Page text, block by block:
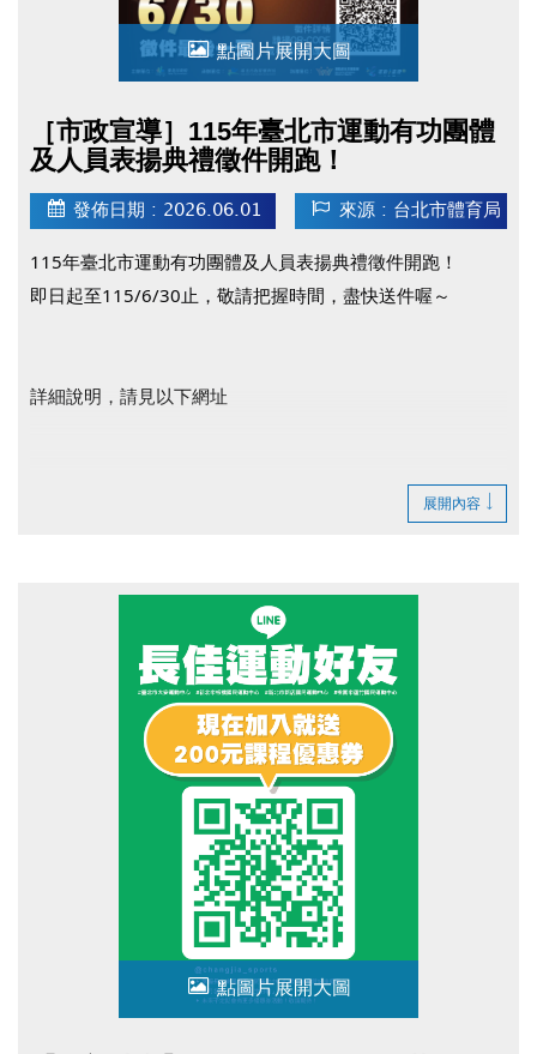
點圖片展開大圖
［市政宣導］115年臺北市運動有功團體
及人員表揚典禮徵件開跑！
發佈日期 : 2026.06.01 來源 : 台北市體育局
115年臺北市運動有功團體及人員表揚典禮徵件開跑！
即日起至115/6/30止，敬請把握時間，盡快送件喔～
詳細說明，請見以下網址
臺北市運動有功團體及人員表揚典禮FB粉絲專頁(開啟新視
展開內容
點圖片展開大圖